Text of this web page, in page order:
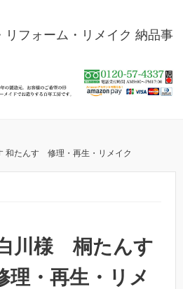
リフォーム・リメイク 納品事
和たんす 修理・再生・リメイク
川様 桐たんす
・再生・リメ